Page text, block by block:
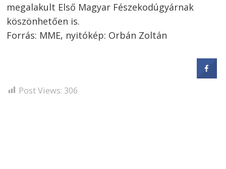
megalakult Első Magyar Fészekodúgyárnak
köszönhetően is.
Forrás: MME, nyitókép: Orbán Zoltán
Post Views: 306